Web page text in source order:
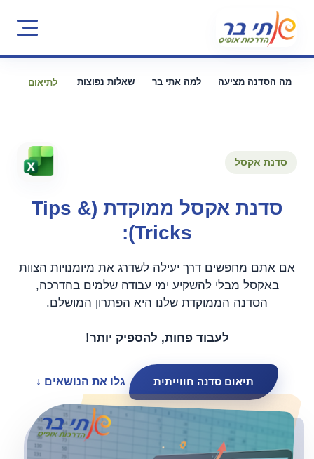
מה הסדנה מציעה למה אתי בר שאלות נפוצות לתיאום
סדנת אקסל
סדנת אקסל ממוקדת (Tips &
Tricks):
אם אתם מחפשים דרך יעילה לשדרג את מיומנויות הצוות
באקסל מבלי להשקיע ימי עבודה שלמים בהדרכה,
הסדנה הממוקדת שלנו היא הפתרון המושלם.
לעבוד פחות, להספיק יותר!
תיאום סדנה חווייתית גלו את הנושאים ↓